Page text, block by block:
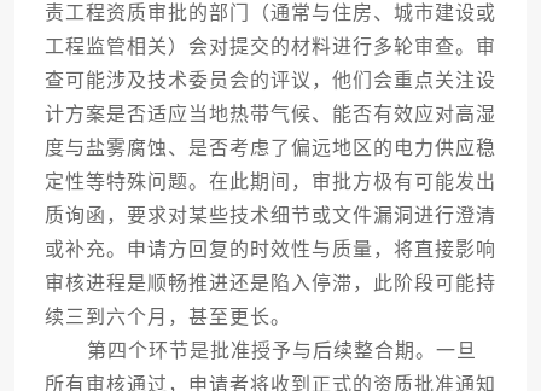
责工程资质审批的部门（通常与住房、城市建设或
工程监管相关）会对提交的材料进行多轮审查。审
查可能涉及技术委员会的评议，他们会重点关注设
计方案是否适应当地热带气候、能否有效应对高湿
度与盐雾腐蚀、是否考虑了偏远地区的电力供应稳
定性等特殊问题。在此期间，审批方极有可能发出
质询函，要求对某些技术细节或文件漏洞进行澄清
或补充。申请方回复的时效性与质量，将直接影响
审核进程是顺畅推进还是陷入停滞，此阶段可能持
续三到六个月，甚至更长。
第四个环节是批准授予与后续整合期。一旦
所有审核通过，申请者将收到正式的资质批准通知